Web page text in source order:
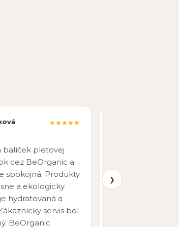
★★★★★
balíček pleťovej
cez BeOrganic a
spokojná. Produkty
a ekologicky
hydratovaná a
servis bol
BeOrganic
produktov aj
objednávať
❯